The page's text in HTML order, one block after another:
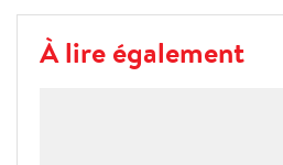
À lire également